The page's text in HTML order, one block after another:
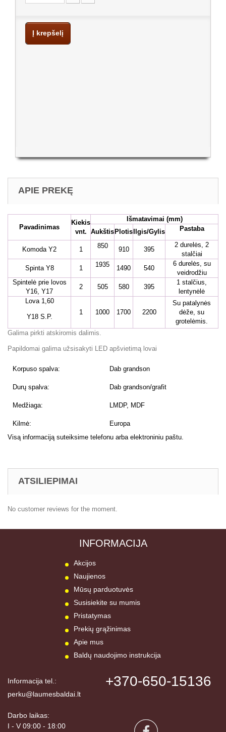
Į krepšelį
APIE PREKĘ
Pavadinimas
Kiekis
vnt.
Išmatavimai (mm)
Aukštis Plotis Ilgis/Gylis Pastaba
Komoda Y2 1 850 910 395
2 durelės, 2
stalčiai
Spinta Y8
1 1935 1490 540
6 durelės, su
veidrodžiu
Spintelė prie lovos
Y16, Y17
2 505 580 395
1 stalčius,
lentynėlė
Lova 1,60
Y18 S.P.
1 1000 1700 2200
Su patalynės
dėže, su
grotelėmis.
Galima pirkti atskiromis dalimis.
Papildomai galima užsisakyti LED apšvietimą lovai
Korpuso spalva: Dab grandson
Durų spalva: Dab grandson/grafit
Medžiaga: LMDP, MDF
Kilmė:
Europa
Visą informaciją suteiksime telefonu arba elektroniniu paštu.
ATSILIEPIMAI
No customer reviews for the moment.
INFORMACIJA
Akcijos
Naujienos
Mūsų parduotuvės
Susisiekite su mumis
Pristatymas
Prekių grąžinimas
Apie mus
Baldų naudojimo instrukcija
Informacija tel.: +370-650-15136
perku@laumesbaldai.lt
Darbo laikas:
I - V 09:00 - 18:00